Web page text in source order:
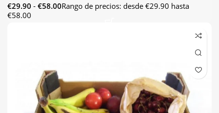
€29.90 - €58.00Rango de precios: desde €29.90 hasta
€58.00